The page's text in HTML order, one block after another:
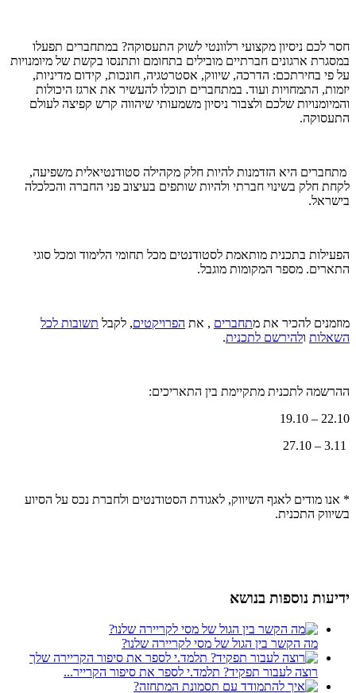
חסר לכם ניסיון מקצועי רלוונטי לשוק התעסוקה? במתחברים תפעלו
במסגרת ארגונים חברתיים מובילים בתחומם ותתנסו בקשת של מיומנויות
על פי בחירתכם: הדרכה, שיווק, אסטרטגיה, חונכות, קידום מדיניות,
יזמות, התמחויות ועוד. במתחברים תוכלו להעשיר את ארגז היכולות
והמיומנויות שלכם ולצבור ניסיון משמעותי שיהווה קרש קפיצה לעולם
התעסוקה.
מתחברים היא הזדמנות להיות חלק מקהילה סטודנטיאלית משפיעה,
לקחת חלק בשינוי חברתי ולהיות שותפים בעיצוב פני החברה והכלכלה
בישראל.
הפעילות בתכנית מותאמת לסטודנטים מכל תחומי הלימוד ומכל סוגי
התארים. מספר המקומות מוגבל.
מוזמנים להכיר את מתחברים , את הפרויקטים, לקבל תשובות לכל
השאלות ולהירשם לתכנית.
ההרשמה לתכנית מתקיימת בין התאריכים:
22.10 – 19.10
* אנו מודים לאגף השיווק, לאגודת הסטודנטים ולחברת נכס על הסיוע
בשיווק התכנית.
ידיעות נוספות בנושא
מה הקשר בין הגול של מסי לקריירה שלנו?
רוצה לעבור תפקיד? תלמד.י לספר את סיפור הקרייר...